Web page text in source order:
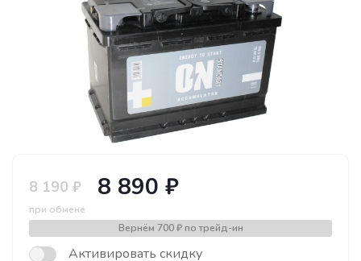
8 190 ₽ 8 890 ₽
при обмене
Вернём 700 ₽ по трейд-ин
Активировать скидку